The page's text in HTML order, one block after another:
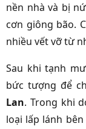
nền nhà và bị
cơn giông bão.
nhiều vết vỡ từ
Sau khi tạnh
bức tượng để
Lan. Trong khi
loại lấp lánh